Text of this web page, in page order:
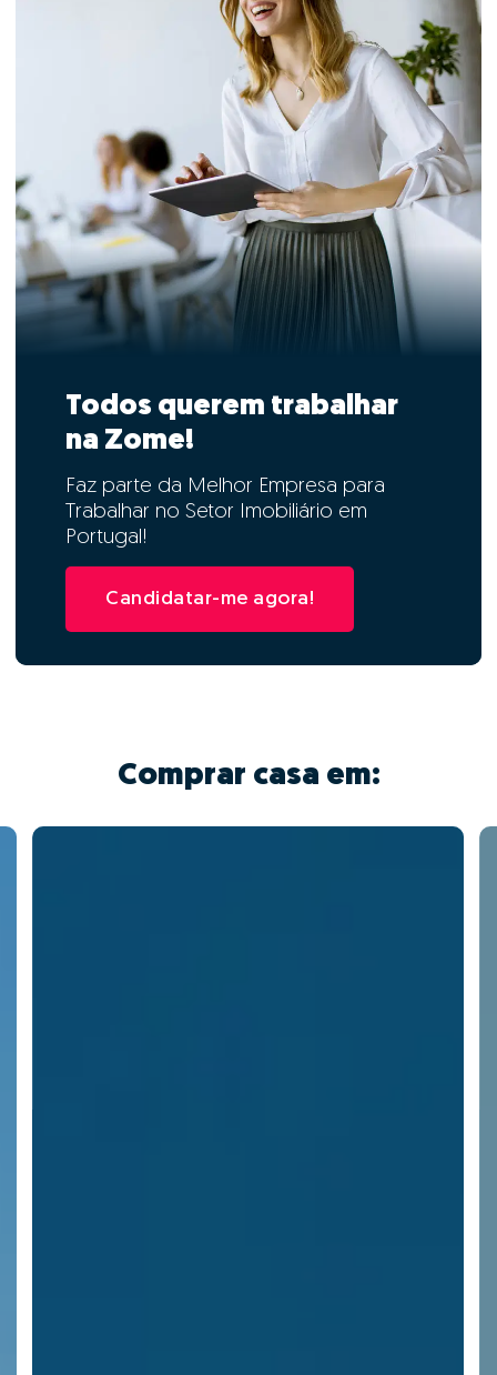
Todos querem trabalhar
na Zome!
Faz parte da Melhor Empresa para
Trabalhar no Setor Imobiliário em
Portugal!
Candidatar-me agora!
Comprar casa em: